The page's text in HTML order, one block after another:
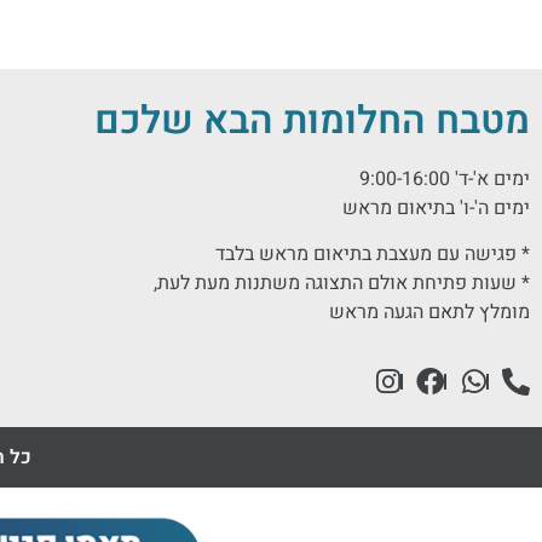
מטבח החלומות הבא שלכם
ימים א'-ד' 9:00-16:00
ימים ה'-ו' בתיאום מראש
* פגישה עם מעצבת בתיאום מראש בלבד
* שעות פתיחת אולם התצוגה משתנות מעת לעת,
מומלץ לתאם הגעה מראש
כל